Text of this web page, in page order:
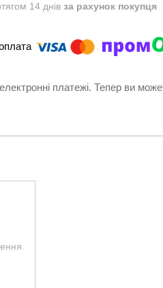
14 днів за рахунок покупця
платежі. Тепер ви